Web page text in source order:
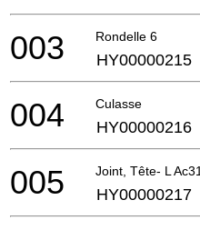
Rondelle 6
003 HY00000215
Culasse
004 HY00000216
Joint, Tête- L
005 HY00000217